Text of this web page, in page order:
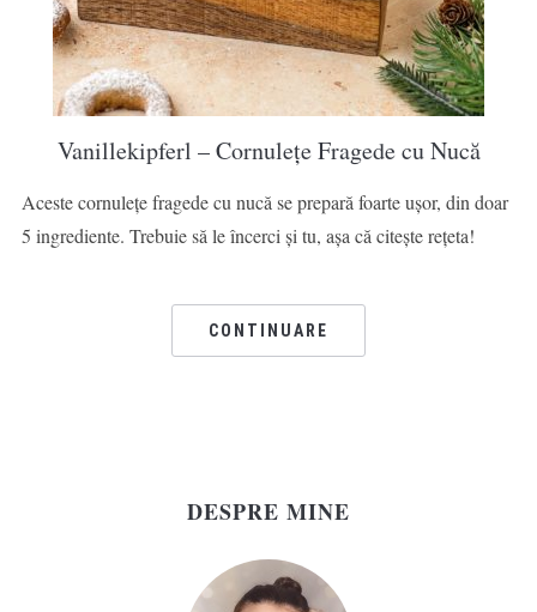
Vanillekipferl – Cornulețe Fragede cu Nucă
Aceste cornulețe fragede cu nucă se prepară foarte ușor, din doar
5 ingrediente. Trebuie să le încerci și tu, așa că citește rețeta!
CONTINUARE
DESPRE MINE